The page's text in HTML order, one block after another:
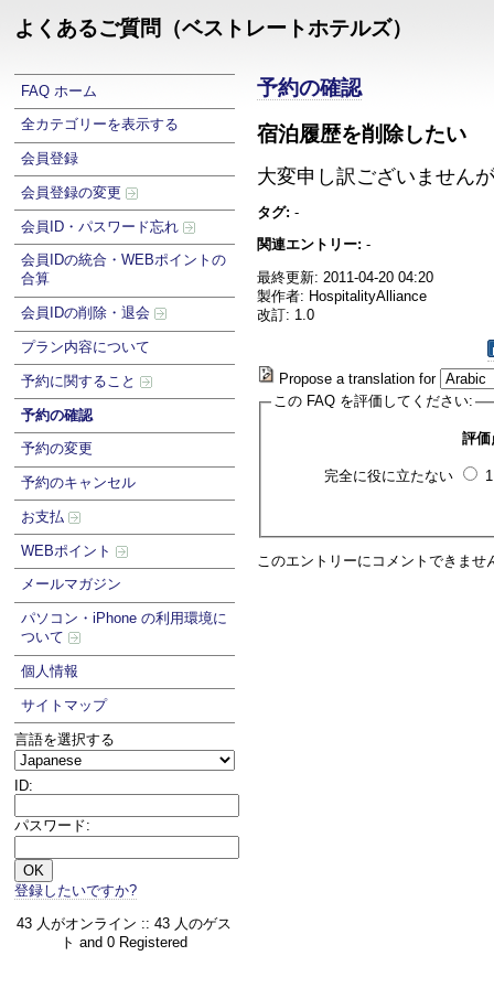
よくあるご質問（ベストレートホテルズ）
FAQ ホーム
全カテゴリーを表示する
会員登録
会員登録の変更
会員ID・パスワード忘れ
会員IDの統合・WEBポイントの
合算
会員IDの削除・退会
プラン内容について
予約に関すること
予約の確認
予約の変更
予約のキャンセル
お支払
WEBポイント
メールマガジン
パソコン・iPhone の利用環境に
ついて
個人情報
サイトマップ
言語を選択する
ID:
パスワード:
登録したいですか?
43 人がオンライン :: 43 人のゲス
ト and 0 Registered
予約の確認
宿泊履歴を削除したい
大変申し訳ございません
タグ: -
関連エントリー: -
最終更新: 2011-04-20 04:20
製作者: HospitalityAlliance
改訂: 1.0
Propose a translation for
この FAQ を評価してください:
評価
完全に役に立たない
このエントリーにコメントできませ